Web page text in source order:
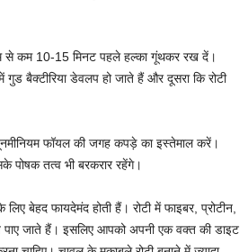
से कम 10-15 मिनट पहले हल्का गूंथकर रख दें।
बैक्टीरिया डेवलप हो जाते हैं और दूसरा कि रोटी
फॉयल की जगह कपड़े का इस्तेमाल करें।
पोषक तत्व भी बरकरार रहेंगे।
बेहद फायदेमंद होती हैं। रोटी में फाइबर, प्रोटीन,
पाए जाते हैं। इसलिए आपको अपनी एक वक्त की डाइट